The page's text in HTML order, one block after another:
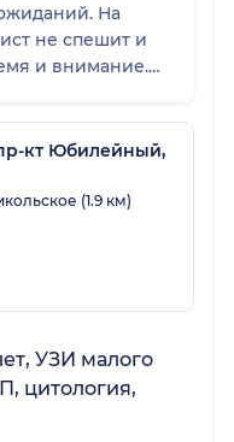
На
не спешит и
и внимание.
только
кт Юбилейный,
(1.9 км)
УЗИ малого
цитология,